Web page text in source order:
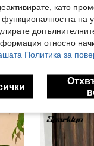
като
на
относно
Политика за